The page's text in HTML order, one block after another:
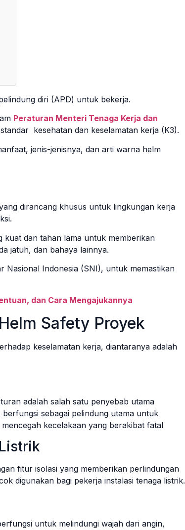
diri (APD) untuk bekerja.
Peraturan Menteri Tenaga Kerja dan
kesehatan dan keselamatan kerja (K3).
jenis-jenisnya, dan arti warna helm
dirancang khusus untuk lingkungan kerja
kuat dan tahan lama untuk memberikan
jatuh, dan bahaya lainnya.
Nasional Indonesia (SNI), untuk memastikan
dan Cara Mengajukannya
Safety Proyek
keselamatan kerja, diantaranya adalah
adalah salah satu penyebab utama
sebagai pelindung utama untuk
kecelakaan yang berakibat fatal
fitur isolasi yang memberikan perlindungan
digunakan bagi pekerja instalasi tenaga listrik.
untuk melindungi wajah dari angin,